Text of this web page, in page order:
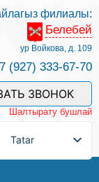
филиалы:
Белебей
ур Войкова, д. 109
(927) 333-67-70
ЗВОНОК
Шалтырату бушлай
Tatar